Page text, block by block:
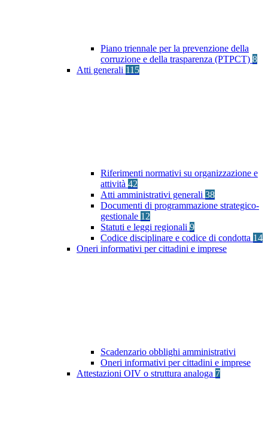
Piano triennale per la prevenzione della
corruzione e della trasparenza (PTPCT) 8
Atti generali 115
Riferimenti normativi su organizzazione e
attività 42
Atti amministrativi generali 38
Documenti di programmazione strategico-
gestionale 12
Statuti e leggi regionali 9
Codice disciplinare e codice di condotta 14
Oneri informativi per cittadini e imprese
Scadenzario obblighi amministrativi
Oneri informativi per cittadini e imprese
Attestazioni OIV o struttura analoga 7